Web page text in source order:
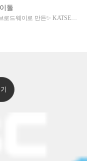
돌
로드웨이로 만든✨ KATSEYE